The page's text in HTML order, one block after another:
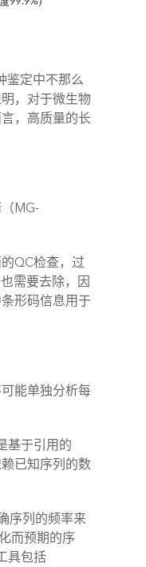
鉴定中不那么
，对于微生物
，高质量的长
MG-
QC检查，过
需要去除，因
形码信息用于
能单独分析每
基于引用的
已知序列的数
序列的频率来
而预期的序
具包括